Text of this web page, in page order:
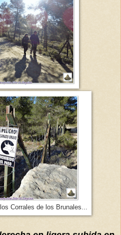
Corrales de los Brunales...